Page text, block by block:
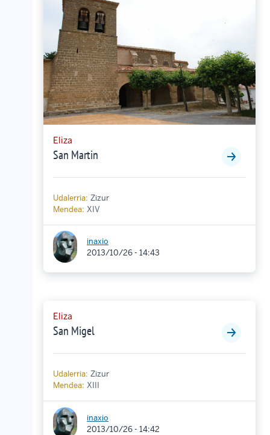
Eliza
San Martin
Udalerria: Zizur
Mendea: XIV
inaxio
2013/10/26 - 14:43
Eliza
San Migel
Udalerria: Zizur
Mendea: XIII
inaxio
2013/10/26 - 14:42